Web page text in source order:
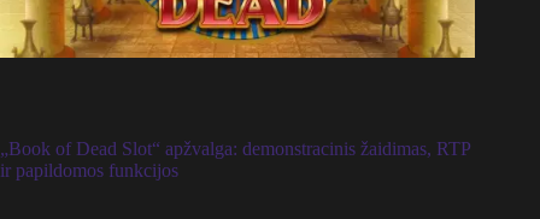
„Book of Dead Slot“ apžvalga: demonstracinis žaidimas, RTP
ir papildomos funkcijos